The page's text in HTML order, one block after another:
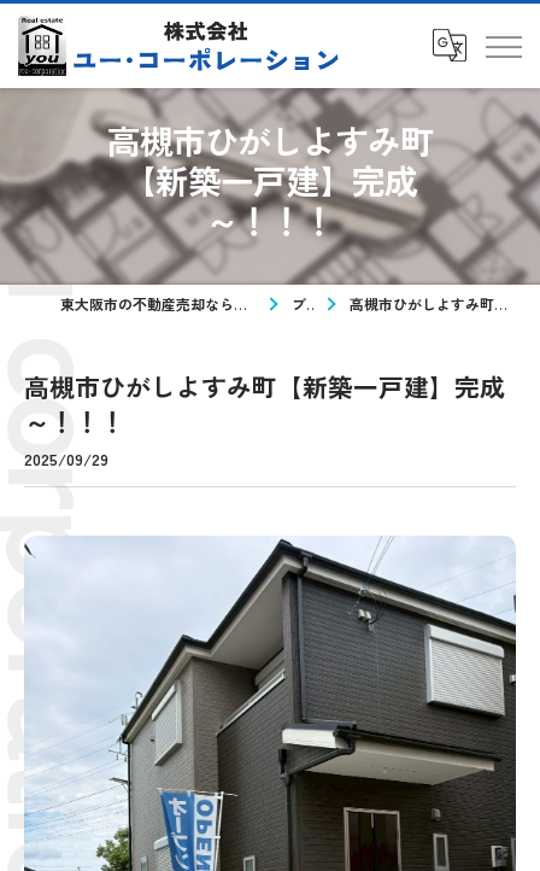
高槻市ひがしよすみ町
【新築一戸建】完成
～！！！
東大阪市の不動産売却なら株式会社ユー・コーポレーション ブログ 高槻市ひがしよすみ町【新築一戸建】完成～！！！
高槻市ひがしよすみ町【新築一戸建】完成
～！！！
2025/09/29